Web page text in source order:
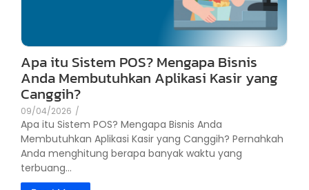
Apa itu Sistem POS? Mengapa Bisnis
Anda Membutuhkan Aplikasi Kasir yang
Canggih?
09/04/2026 /
Apa itu Sistem POS? Mengapa Bisnis Anda
Membutuhkan Aplikasi Kasir yang Canggih? Pernahkah
Anda menghitung berapa banyak waktu yang
terbuang...